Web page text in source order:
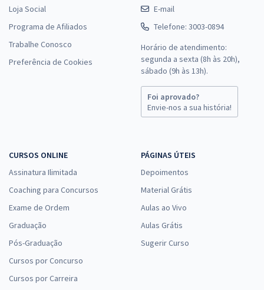
Comprar
IGP RS - Instituto Geral de Perícias do Rio Grande do Sul - Técnico em
Perícias - Curso Técnico em Laboratório
à vista
30,65
Conhecimentos Específicos para o Cargo de Papiloscopista
à vista
R$21,05
Loja Social
Programa de Afiliados
Trabalhe Conosco
Preferência de Cookies
E-mail
Telefone: 3003-0894
Horário de atendimento:
segunda a sexta (8h às 20h),
sábado (9h às 13h).
Foi aprovado?
Envie-nos a sua história!
CURSOS ONLINE
Assinatura Ilimitada
Coaching para Concursos
Exame de Ordem
Graduação
Pós-Graduação
Cursos por Concurso
Cursos por Carreira
PÁGINAS ÚTEIS
Depoimentos
Material Grátis
Aulas ao Vivo
Aulas Grátis
Sugerir Curso